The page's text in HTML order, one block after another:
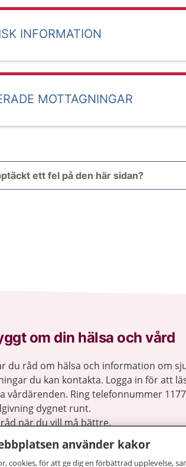
INFORMATION
MOTTAGNINGAR
ett fel på den här sidan?
om din hälsa och vård
du råd om hälsa och information om
du kan kontakta. Logga in för att
vårdärenden. Ring telefonnummer
dygnet runt.
när du vill må bättre.
använder kakor
cookies, för att ge dig en förbättrad upplevelse,